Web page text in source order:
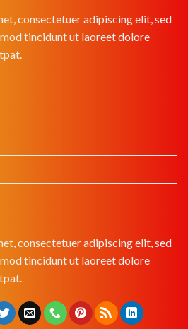
consectetuer adipiscing elit, sed
tincidunt ut laoreet dolore
consectetuer adipiscing elit, sed
tincidunt ut laoreet dolore